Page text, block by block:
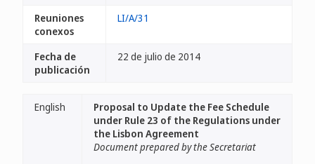
Reuniones
conexos
LI/A/31
Fecha de
publicación
22 de julio de 2014
English
Proposal to Update the Fee Schedule
under Rule 23 of the Regulations under
the Lisbon Agreement
Document prepared by the Secretariat